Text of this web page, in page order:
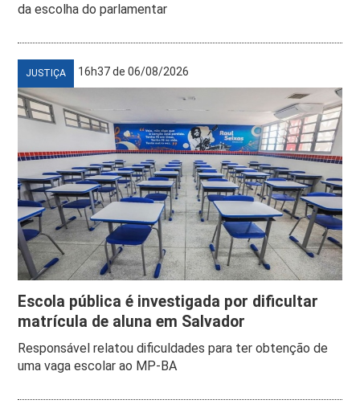
da escolha do parlamentar
JUSTIÇA 16h37 de 06/08/2026
Escola pública é investigada por dificultar
matrícula de aluna em Salvador
Responsável relatou dificuldades para ter obtenção de
uma vaga escolar ao MP-BA